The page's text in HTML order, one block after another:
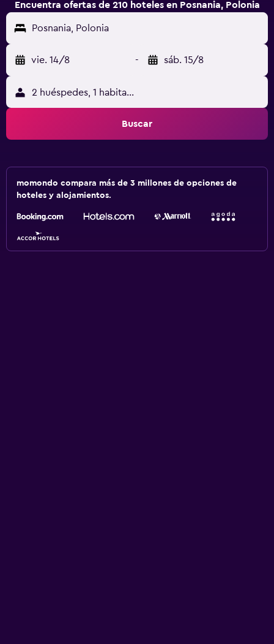
Encuentra ofertas de 210 hoteles en Posnania, Polonia
Posnania, Polonia
vie. 14/8 - sáb. 15/8
2 huéspedes, 1 habitación
Buscar
momondo compara más de 3 millones de opciones de
hoteles y alojamientos.